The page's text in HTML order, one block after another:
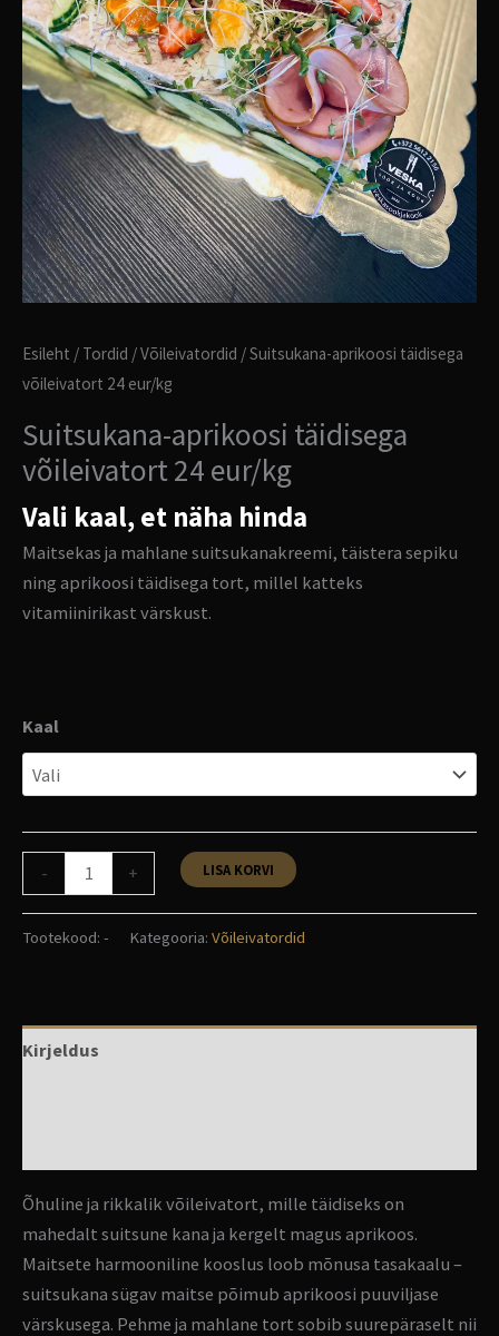
Esileht / Tordid /Võileivatordid / Suitsukana-aprikoosi täidisega
võileivatort 24 eur/kg
Suitsukana-aprikoosi täidisega
võileivatort 24 eur/kg
Vali kaal, et näha hinda
Maitsekas ja mahlane suitsukanakreemi, täistera sepiku
ning aprikoosi täidisega tort, millel katteks
vitamiinirikast värskust.
Kaal
- + LISA KORVI
Tootekood: - Kategooria: Võileivatordid
Kirjeldus
Õhuline ja rikkalik võileivatort, mille täidiseks on
mahedalt suitsune kana ja kergelt magus aprikoos.
Maitsete harmooniline kooslus loob mõnusa tasakaalu –
suitsukana sügav maitse põimub aprikoosi puuviljase
värskusega. Pehme ja mahlane tort sobib suurepäraselt nii